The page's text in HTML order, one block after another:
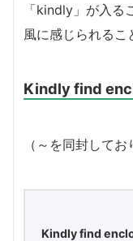
「kindly」が入る
風に感じられるこ
Kindly find
（～を同封してお
Kindly find